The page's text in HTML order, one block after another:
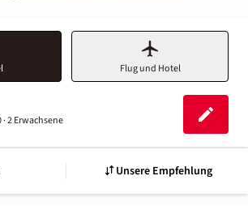
Flug und Hotel
2 Erwachsene
Unsere Empfehlung